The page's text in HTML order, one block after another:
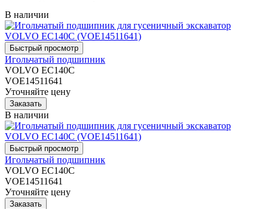
В наличии
Игольчатый подшипник
VOLVO EC140C
VOE14511641
Уточняйте цену
В наличии
Игольчатый подшипник
VOLVO EC140C
VOE14511641
Уточняйте цену